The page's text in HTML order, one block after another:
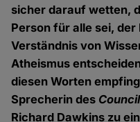
sicher darauf wetten,
Person für alle sei,
Verständnis von
Atheismus
diesen Worten
Sprecherin des
Richard Dawkins zu